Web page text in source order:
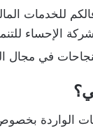
للخدمات
الإحساء
في مجال
الواردة